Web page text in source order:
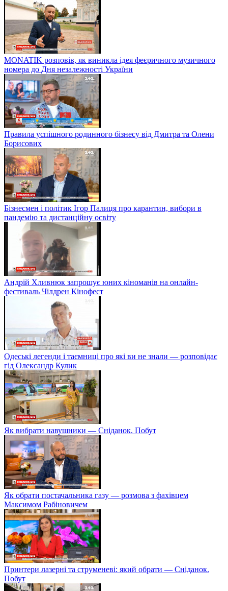
MONATIK розповів, як виникла ідея феєричного музичного
номера до Дня незалежності України
Правила успішного родинного бізнесу від Дмитра та Олени
Борисових
Бізнесмен і політик Ігор Палиця про карантин, вибори в
пандемію та дистанційну освіту
Андрій Хливнюк запрошує юних кіноманів на онлайн-
фестиваль Чілдрен Кінофест
Одеські легенди і таємниці про які ви не знали — розповідає
гід Олександр Кулик
Як вибрати навушники — Сніданок. Побут
Як обрати постачальника газу — розмова з фахівцем
Максимом Рабіновичем
Принтери лазерні та струменеві: який обрати — Сніданок.
Побут